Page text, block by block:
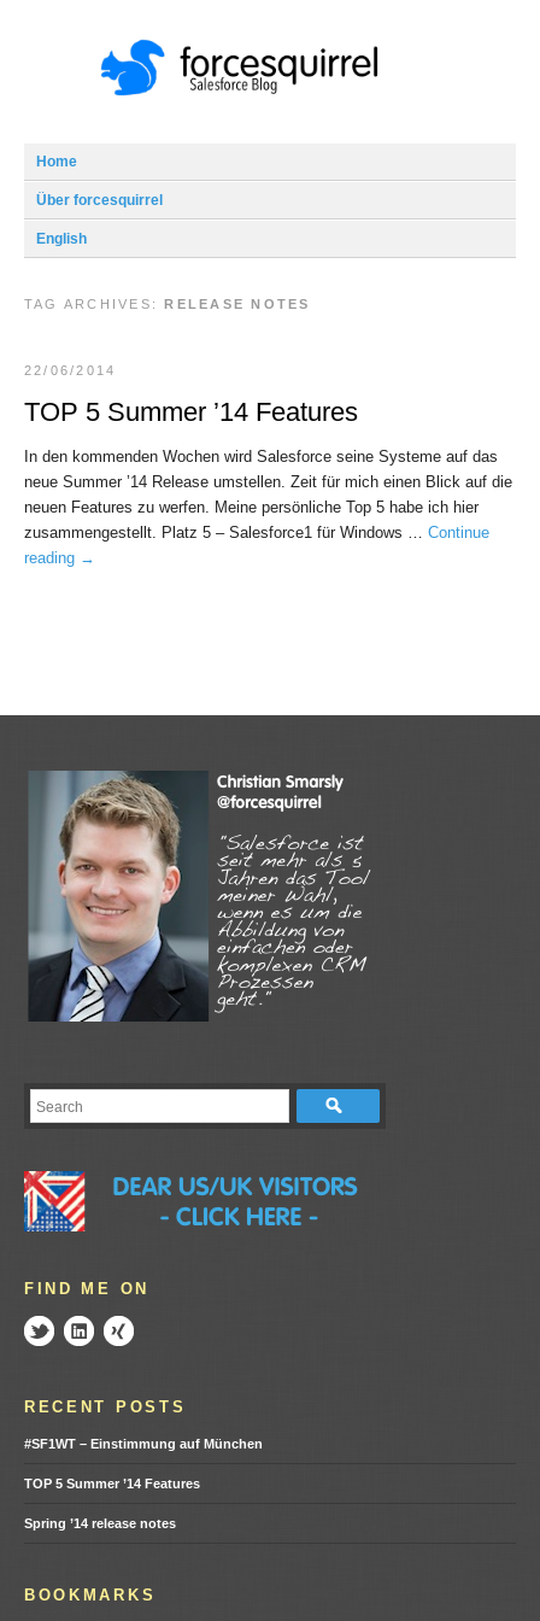
Home
Über forcesquirrel
English
TAG ARCHIVES:RELEASE NOTES
22/06/2014
TOP 5 Summer ’14 Features
In den kommenden Wochen wird Salesforce seine Systeme auf das
neue Summer ’14 Release umstellen. Zeit für mich einen Blick auf die
neuen Features zu werfen. Meine persönliche Top 5 habe ich hier
zusammengestellt. Platz 5 – Salesforce1 für Windows … Continue
reading →
FIND ME ON
RECENT POSTS
#SF1WT – Einstimmung auf München
TOP 5 Summer ’14 Features
Spring ’14 release notes
BOOKMARKS